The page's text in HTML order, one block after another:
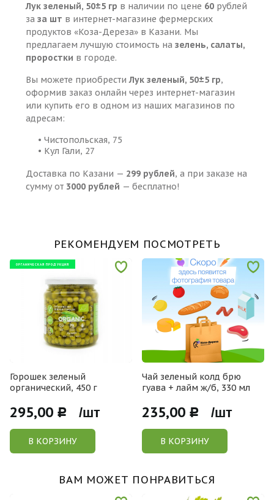
Лук зеленый, 50±5 гр в наличии по цене 60 рублей
за за шт в интернет-магазине фермерских
продуктов «Коза-Дереза» в Казани. Мы
предлагаем лучшую стоимость на зелень, салаты,
проростки в городе.
Вы можете приобрестиЛук зеленый, 50±5 гр,
оформив заказ онлайн через интернет-магазин
или купить его в одном из наших магазинов по
адресам:
• Чистопольская, 75
• Кул Гали, 27
Доставка по Казани — 299 рублей, а при заказе на
сумму от 3000 рублей — бесплатно!
РЕКОМЕНДУЕМ ПОСМОТРЕТЬ
ОРГАНИЧЕСКАЯ ПРОДУКЦИЯ
Горошек зеленый
органический, 450 г
295,00 Р /шт
В КОРЗИНУ
Чай зеленый колд брю
гуава + лайм ж/б, 330 мл
235,00 Р /шт
В КОРЗИНУ
ВАМ МОЖЕТ ПОНРАВИТЬСЯ